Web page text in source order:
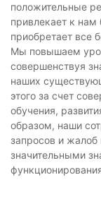
положительные
привлекает к
приобретает все
Мы повышаем
совершенствуя
наших
этого за счет
обучения,
образом, наши
запросов и жалоб
значительными